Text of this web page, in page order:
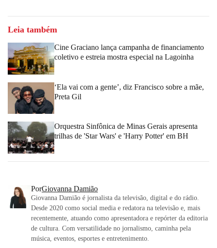
Leia também
Cine Graciano lança campanha de financiamento
coletivo e estreia mostra especial na Lagoinha
‘Ela vai com a gente’, diz Francisco sobre a mãe,
Preta Gil
Orquestra Sinfônica de Minas Gerais apresenta
trilhas de 'Star Wars' e 'Harry Potter' em BH
PorGiovanna Damião
Giovanna Damião é jornalista da televisão, digital e do rádio.
Desde 2020 como social media e redatora na televisão e, mais
recentemente, atuando como apresentadora e repórter da editoria
de cultura. Com versatilidade no jornalismo, caminha pela
música, eventos, esportes e entretenimento.